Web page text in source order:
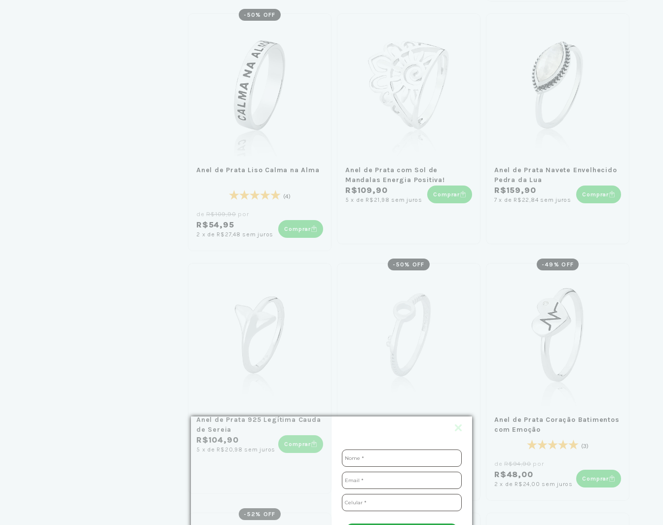
- 50 % OFF
Anel de Prata Liso Calma na Alma
(4)
deR$109,90 por
R$54,95
2 x de R$27,48 sem juros
Comprar
Anel de Prata com Sol de
Mandalas Energia Positiva!
R$109,90
5 x de R$21,98 sem juros
Comprar
Anel de Prata Navete Envelhecido
Pedra da Lua
R$159,90
7 x de R$22,84 sem juros
Comprar
Anel de Prata 925 Legítima Cauda
de Sereia
R$104,90
5 x de R$20,98 sem juros
Comprar
- 50 % OFF
R$54,95
2 xde
-49 % OFF
Anel de Prata Coração Batimentos
com Emoção
(3)
deR$94,90por
R$48,00
2 x de R$24,00 sem juros
Comprar
- 52 % OFF